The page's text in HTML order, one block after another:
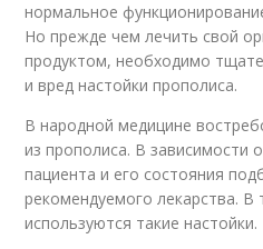
нормальное
Но прежде чем лечить свой
продуктом, необходимо
и вред настойки прополиса.
В народной медицине
из прополиса. В зависимости
пациента и его состояния
рекомендуемого лекарства. В
используются такие настойки.